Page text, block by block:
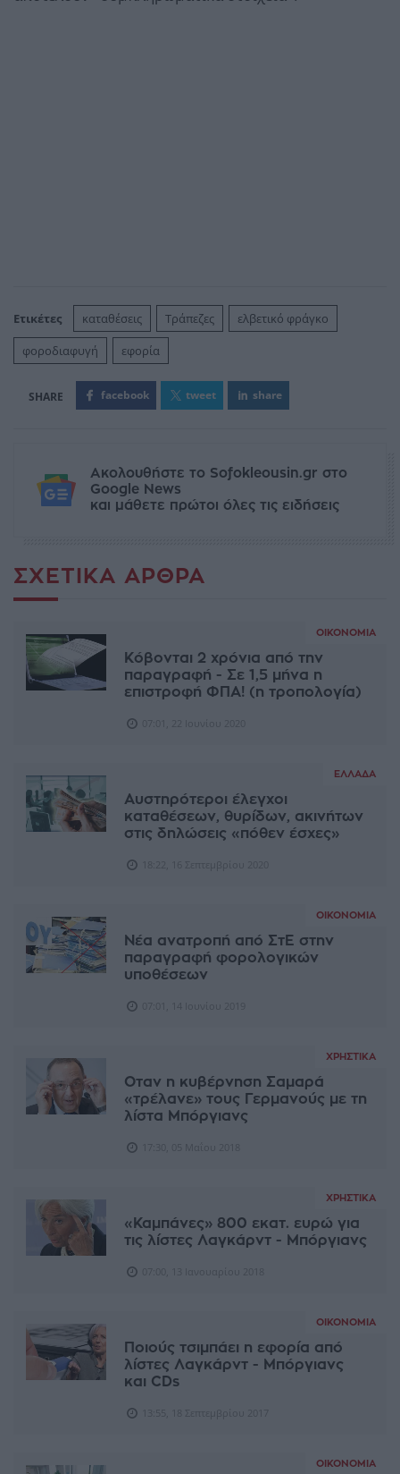
Ετικέτες καταθέσεις Τράπεζες
ελβετικό φράγκο
φοροδιαφυγή
εφορία
facebook tweet share
Ακολουθήστε το Sofokleousin.gr στο
Google News
και μάθετε πρώτοι όλες τις ειδήσεις
ΣΧΕΤΙΚΆ ΆΡΘΡΑ
ΟΙΚΟΝΟΜΊΑ
Κόβονται 2 χρόνια από την
παραγραφή - Σε 1,5 μήνα η
επιστροφή ΦΠΑ! (η τροπολογία)
ΕΛΛΆΔΑ
Αυστηρότεροι έλεγχοι
καταθέσεων, θυρίδων, ακινήτων
στις δηλώσεις «πόθεν έσχες»
ΟΙΚΟΝΟΜΊΑ
Νέα ανατροπή από ΣτΕ στην
παραγραφή φορολογικών
υποθέσεων
ΧΡΗΣΤΙΚΆ
Οταν η κυβέρνηση Σαμαρά
«τρέλανε» τους Γερμανούς με τη
λίστα Μπόργιανς
ΧΡΗΣΤΙΚΆ
«Καμπάνες» 800 εκατ. ευρώ για
τις λίστες Λαγκάρντ - Μπόργιανς
ΟΙΚΟΝΟΜΊΑ
Ποιούς τσιμπάει η εφορία από
λίστες Λαγκάρντ - Μπόργιανς
και CDs
ΟΙΚΟΝΟΜΊΑ